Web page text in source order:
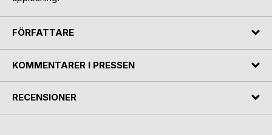
FÖRFATTARE
KOMMENTARER I PRESSEN
RECENSIONER